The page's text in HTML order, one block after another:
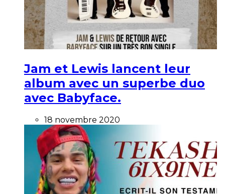
Jam et Lewis lancent leur
album avec un superbe duo
avec Babyface.
18 novembre 2020